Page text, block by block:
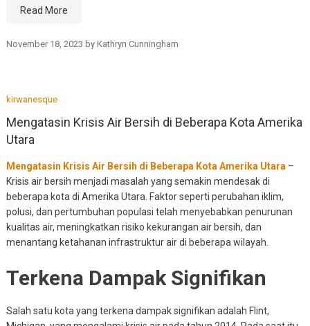
Read More
November 18, 2023 by Kathryn Cunningham
kirwanesque
Mengatasin Krisis Air Bersih di Beberapa Kota Amerika
Utara
Mengatasin Krisis Air Bersih di Beberapa Kota Amerika Utara –
Krisis air bersih menjadi masalah yang semakin mendesak di
beberapa kota di Amerika Utara. Faktor seperti perubahan iklim,
polusi, dan pertumbuhan populasi telah menyebabkan penurunan
kualitas air, meningkatkan risiko kekurangan air bersih, dan
menantang ketahanan infrastruktur air di beberapa wilayah.
Terkena Dampak Signifikan
Salah satu kota yang terkena dampak signifikan adalah Flint,